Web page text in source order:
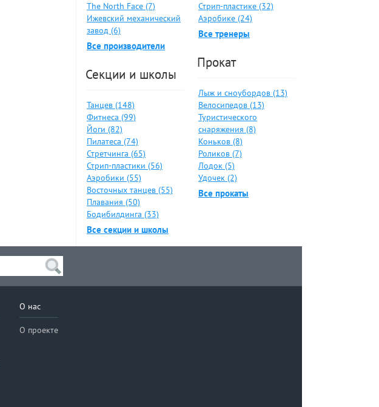
The North Face (7)
Ижевский механический
завод (6)
Все производители
Секции и школы
Танцев (148)
Фитнеса (99)
Йоги (82)
Пилатеса (74)
Стретчинга (65)
Стрип-пластики (56)
Аэробики (55)
Восточных танцев (55)
Плавания (50)
Бодибилдинга (33)
Все секции и школы
Стрип-пластике (32)
Аэробике (24)
Все тренеры
Прокат
Лыж и сноубордов (13)
Велосипедов (13)
Туристического
снаряжения (8)
Коньков (8)
Роликов (7)
Лодок (5)
Удочек (2)
Все прокаты
О нас
О проекте